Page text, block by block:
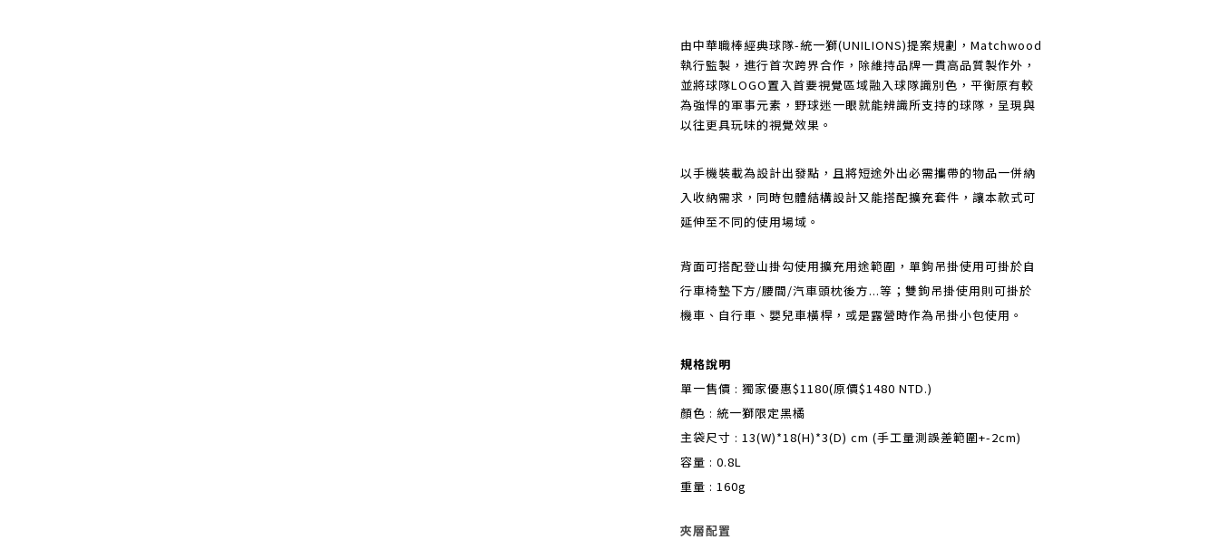
由中華職棒經典球隊-統一獅(UNILIONS)提案規劃，Matchwood
執行監製，進行首次跨界合作，除維持品牌一貫高品質製作外，
並將球隊LOGO置入首要視覺區域融入球隊識別色，平衡原有較
為強悍的軍事元素，野球迷一眼就能辨識所支持的球隊，呈現與
以往更具玩味的視覺效果。
以手機裝載為設計出發點，且將短途外出必需攜帶的物品一併納
入收納需求，同時包體結構設計又能搭配擴充套件，讓本款式可
延伸至不同的使用場域。
背面可搭配登山掛勾使用擴充用途範圍，單鉤吊掛使用可掛於自
行車椅墊下方/腰間/汽車頭枕後方...等；雙鉤吊掛使用則可掛於
機車、自行車、嬰兒車橫桿，或是露營時作為吊掛小包使用。
規格說明
單一售價 : 獨家優惠$1180(原價$1480 NTD.)
顏色 : 統一獅限定黑橘
主袋尺寸 : 13(W)*18(H)*3(D) cm (手工量測誤差範圍+-2cm)
容量 : 0.8L
重量 : 160g
夾層配置